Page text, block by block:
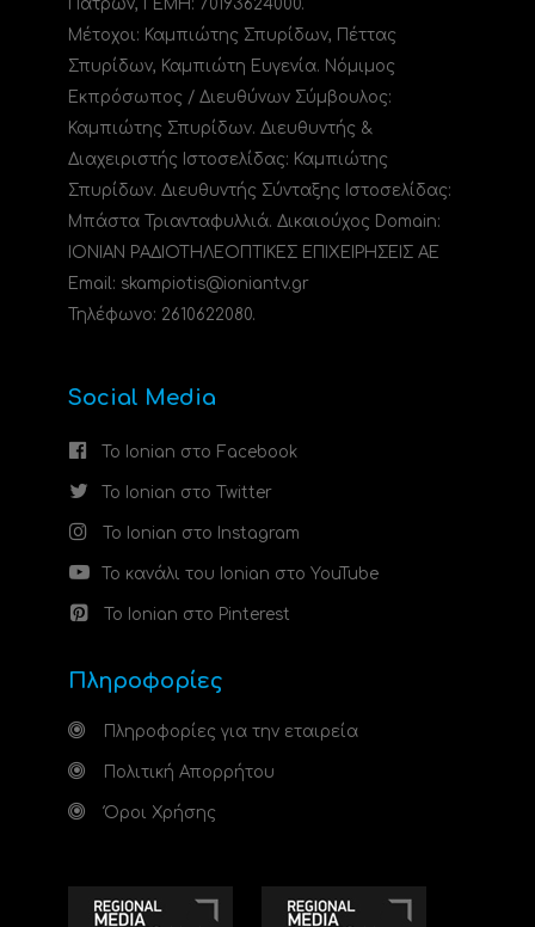
Πατρών, ΓΕΜΗ: 70193624000.
Μέτοχοι: Καμπιώτης Σπυρίδων, Πέττας
Σπυρίδων, Καμπιώτη Ευγενία. Νόμιμος
Εκπρόσωπος / Διευθύνων Σύμβουλος:
Καμπιώτης Σπυρίδων. Διευθυντής &
Διαχειριστής Ιστοσελίδας: Καμπιώτης
Σπυρίδων. Διευθυντής Σύνταξης Ιστοσελίδας:
Μπάστα Τριανταφυλλιά. Δικαιούχος Domain:
ΙΟΝΙΑΝ ΡΑΔΙΟΤΗΛΕΟΠΤΙΚΕΣ ΕΠΙΧΕΙΡΗΣΕΙΣ ΑΕ
Email: skampiotis@ioniantv.gr
Τηλέφωνο: 2610622080.
Social Media
Το Ionian στο Facebook
Το Ionian στο Twitter
Το Ionian στο Instagram
Το κανάλι του Ionian στο YouTube
Το Ionian στο Pinterest
Πληροφορίες
Πληροφορίες για την εταιρεία
Πολιτική Απορρήτου
Όροι Χρήσης